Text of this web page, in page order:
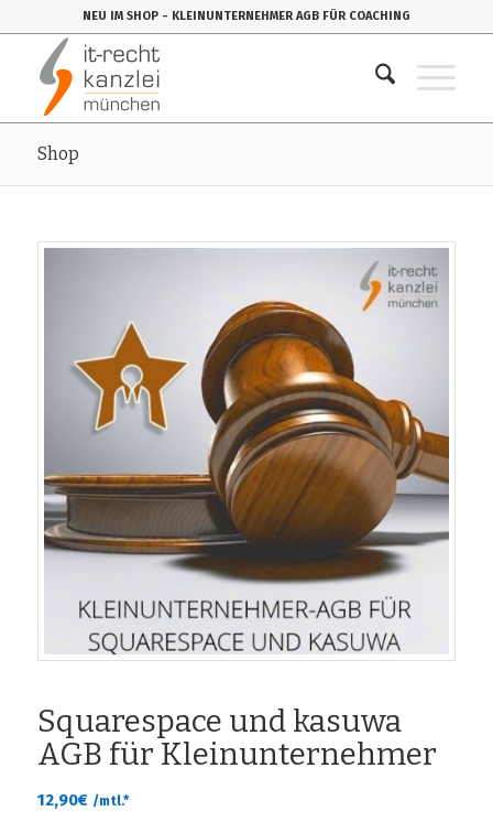
NEU IM SHOP - KLEINUNTERNEHMER AGB FÜR COACHING
Shop
Squarespace und kasuwa
AGB für Kleinunternehmer
12,90€ /mtl.*